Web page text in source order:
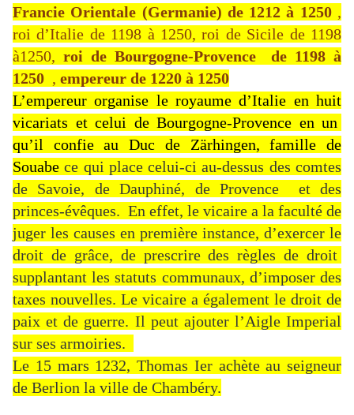
Francie Orientale (Germanie) de 1212 à 1250,
roi d’Italie de 1198 à 1250, roi de Sicile de 1198
à1250, roi de Bourgogne-Provence de 1198 à
1250 , empereur de 1220 à 1250
L’empereur organise le royaume d’Italie en huit
vicariats et celui de Bourgogne-Provence en un
qu’il confie au Duc de Zärhingen, famille de
Souabe ce qui place celui-ci au-dessus des comtes
de Savoie, de Dauphiné, de Provence et des
princes-évêques. En effet, le vicaire a la faculté de
juger les causes en première instance, d’exercer le
droit de grâce, de prescrire des règles de droit
supplantant les statuts communaux, d’imposer des
taxes nouvelles. Le vicaire a également le droit de
paix et de guerre. Il peut ajouter l’Aigle Imperial
sur ses armoiries.
Le 15 mars 1232, Thomas Ier achète au seigneur
de Berlion la ville de Chambéry.